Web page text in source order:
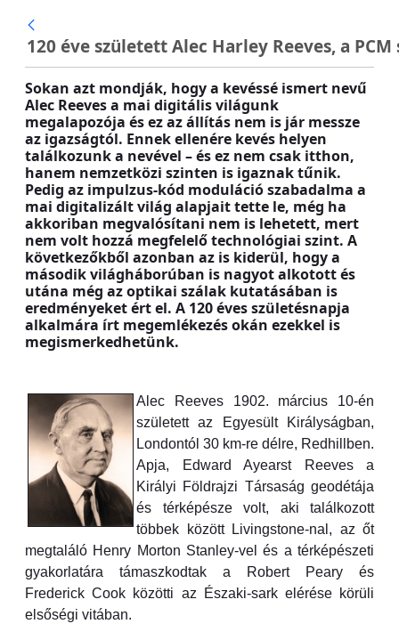
Ugrás a fő tartalomhoz
120 éve született Alec Harley Reeves, a
Sokan azt mondják, hogy a kevéssé ismert nevű
Alec Reeves a mai digitális világunk
megalapozója és ez az állítás nem is jár messze
az igazságtól. Ennek ellenére kevés helyen
találkozunk a nevével – és ez nem csak itthon,
hanem nemzetközi szinten is igaznak tűnik.
Pedig az impulzus-kód moduláció szabadalma a
mai digitalizált világ alapjait tette le, még ha
akkoriban megvalósítani nem is lehetett, mert
nem volt hozzá megfelelő technológiai szint. A
következőkből azonban az is kiderül, hogy a
második világháborúban is nagyot alkotott és
utána még az optikai szálak kutatásában is
eredményeket ért el. A 120 éves születésnapja
alkalmára írt megemlékezés okán ezekkel is
megismerkedhetünk.
Alec Reeves 1902. március 10-én
született az Egyesült Királyságban,
Londontól 30 km-re délre, Redhillben.
Apja, Edward Ayearst Reeves a
Királyi Földrajzi Társaság geodétája
és térképésze volt, aki találkozott
többek között Livingstone-nal, az őt
megtaláló Henry Morton Stanley-vel és a térképészeti
gyakorlatára támaszkodtak a Robert Peary és
Frederick Cook közötti az Északi-sark elérése körüli
elsőségi vitában.